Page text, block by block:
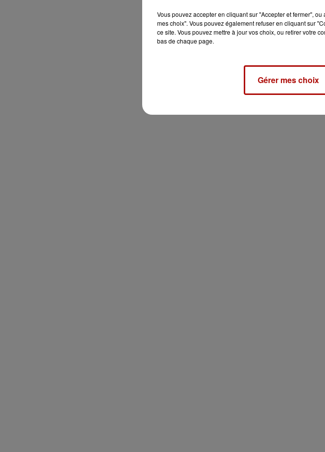
Vous pouvez accepter en cliquant sur "Accepter et fermer",
mes choix". Vous pouvez également refuser en cliquant sur
ce site. Vous pouvez mettre à jour vos choix, ou retirer votre
bas de chaque page.
Gérer mes choix